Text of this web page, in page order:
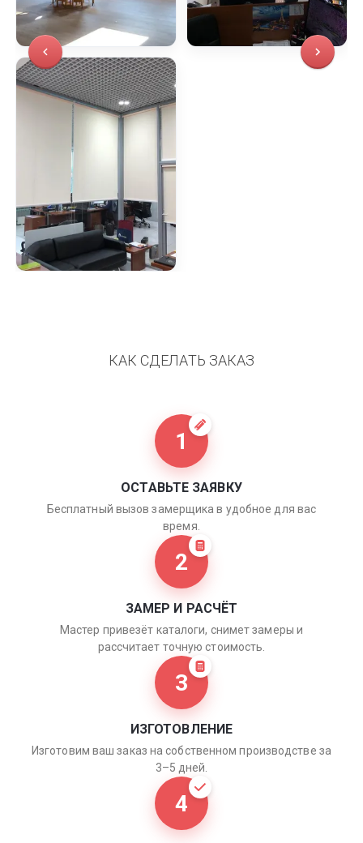
КАК СДЕЛАТЬ ЗАКАЗ
1
ОСТАВЬТЕ ЗАЯВКУ
Бесплатный вызов замерщика в удобное для вас
время.
2
ЗАМЕР И РАСЧЁТ
Мастер привезёт каталоги, снимет замеры и
рассчитает точную стоимость.
3
ИЗГОТОВЛЕНИЕ
Изготовим ваш заказ на собственном производстве за
3–5 дней.
4